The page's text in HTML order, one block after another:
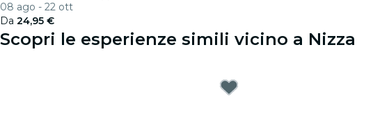
08 ago - 22 ott
Da 24,95 €
Scopri le esperienze simili vicino a Nizza